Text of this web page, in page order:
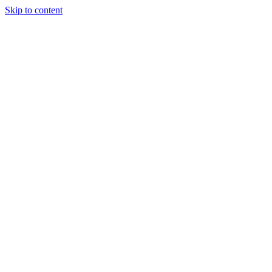
Skip to content